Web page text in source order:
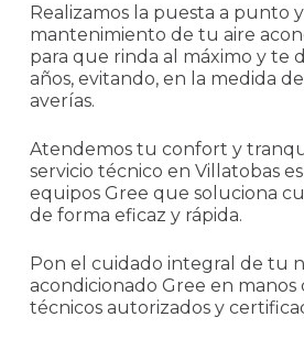
Realizamos la puesta a punto y
mantenimiento de tu aire
para que rinda al máximo y te
años, evitando, en la medida
averías.
Atendemos tu confort y
servicio técnico en Villatobas
equipos Gree que soluciona
de forma eficaz y rápida.
Pon el cuidado integral de tu
acondicionado Gree en manos
técnicos autorizados y